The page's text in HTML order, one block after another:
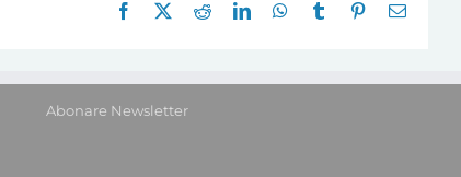
Facebook RedditLinkedInWhatsApp
Tumblr Pinterest
E-
Abonare Newsletter